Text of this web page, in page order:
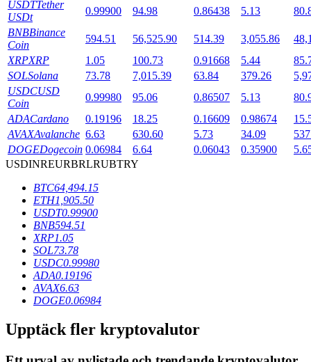
BTR-låsningar
Exklusiva investeringar för BTR-innehavare
Lån
Kryptostödd lånetjänst
USDTTether
USDt
0.99900 94.98 0.86438 5.13
BNBBinance
Coin
594.51 56,525.90 514.39 3,055.86
XRPXRP 1.05 100.73 0.91668 5.44
SOLSolana 73.78 7,015.39 63.84 379.26
USDCUSD
Coin
0.99980 95.06 0.86507 5.13
ADACardano 0.19196 18.25 0.16609 0.98674
AVAXAvalanche 6.63 630.60 5.73 34.09
DOGEDogecoin 0.06984 6.64 0.06043 0.35900
USDINREURBRLRUBTRY
BTC64,494.15
ETH1,905.50
USDT0.99900
BNB594.51
XRP1.05
SOL73.78
USDC0.99980
ADA0.19196
AVAX6.63
DOGE0.06984
Upptäck fler kryptovalutor